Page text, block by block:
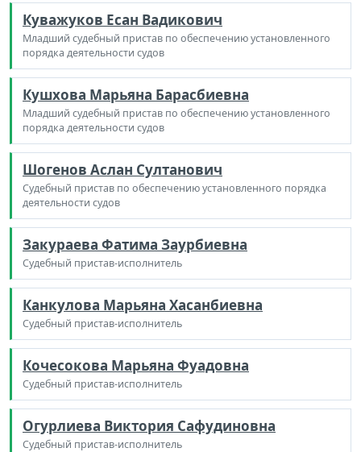
Куважуков Есан Вадикович
Младший судебный пристав по обеспечению установленного
порядка деятельности судов
Кушхова Марьяна Барасбиевна
Младший судебный пристав по обеспечению установленного
порядка деятельности судов
Шогенов Аслан Султанович
Судебный пристав по обеспечению установленного порядка
деятельности судов
Закураева Фатима Заурбиевна
Судебный пристав-исполнитель
Канкулова Марьяна Хасанбиевна
Судебный пристав-исполнитель
Кочесокова Марьяна Фуадовна
Судебный пристав-исполнитель
Огурлиева Виктория Сафудиновна
Судебный пристав-исполнитель